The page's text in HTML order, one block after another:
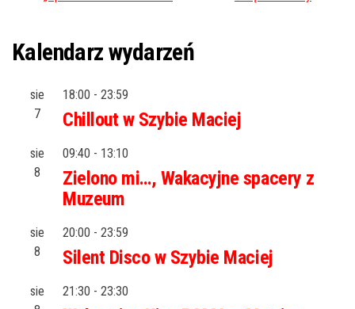
Kalendarz wydarzeń
sie
7
18:00 - 23:59
Chillout w Szybie Maciej
sie
8
09:40 - 13:10
Zielono mi…, Wakacyjne spacery z
Muzeum
sie
8
20:00 - 23:59
Silent Disco w Szybie Maciej
sie
21:30 - 23:30